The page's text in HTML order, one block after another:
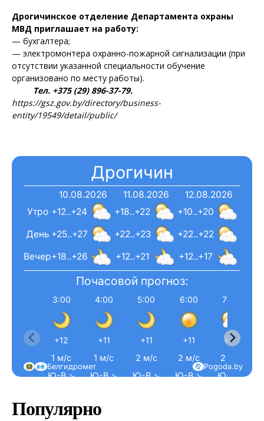
Дрогичинское отделение Департамента охраны
МВД приглашает на работу:
— бухгалтера;
— электромонтера охранно-пожарной сигнализации (при
отсутствии указанной специальности обучение
организовано по месту работы).
Тел. +375 (29) 896-37-79.
https://gsz.gov.by/directory/business-
entity/19549/detail/public/
Дрогичин
10.08.2026
+12..+24
+25..+27
+18..+26
11.08.2026
+18..+22
+22..+23
+12..+21
12.08.2026
+10..+20
+22..+22
+12..+17
Вечер
День
Утро
Почасовой прогноз:
3:00
+12
1 м/с
Ю-В ↘
4:00
+11
1 м/с
Ю-В ↘
5:00
+11
2 м/с
Ю-В ↘
6:00
+11
2 м/с
Ю-В ↘
7:00
+12
2 м/с
Ю-В ↘
Pogoda.by
Белгидромет
Популярно